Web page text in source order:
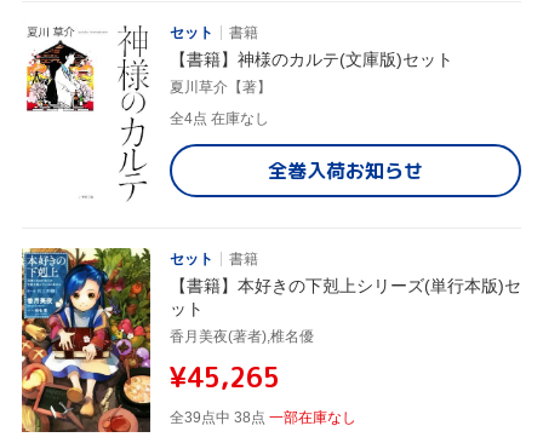
セット 書籍
【書籍】神様のカルテ(文庫版)セット
夏川草介【著】
全4点 在庫なし
全巻入荷お知らせ
セット 書籍
【書籍】本好きの下剋上シリーズ(単行本版)セ
ット
香月美夜(著者),椎名優
¥45,265
全39点中 38点 一部在庫なし